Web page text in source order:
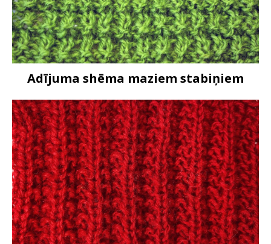
Adījuma shēma maziem stabiņiem